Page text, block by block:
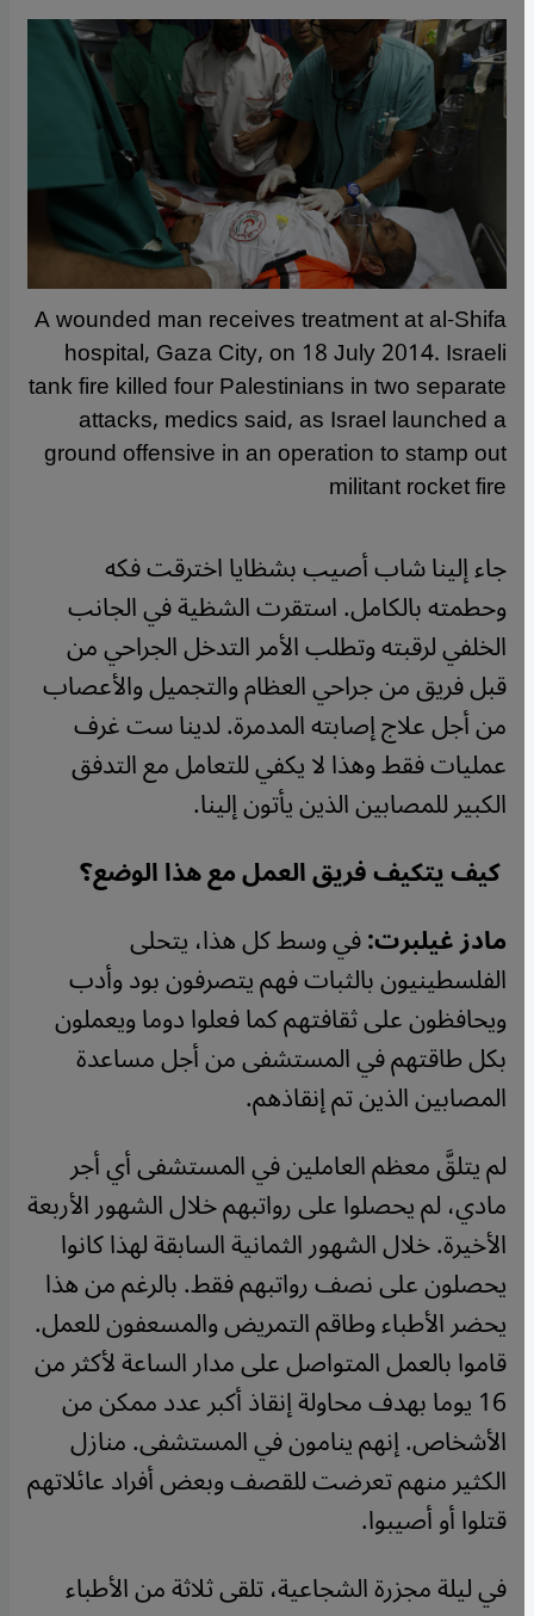
A wounded man receives treatment at al-Shifa
hospital, Gaza City, on 18 July 2014. Israeli
tank fire killed four Palestinians in two separate
attacks, medics said, as Israel launched a
ground offensive in an operation to stamp out
militant rocket fire
جاء إلينا شاب أصيب بشظايا اخترقت فكه
وحطمته بالكامل. استقرت الشظية في الجانب
الخلفي لرقبته وتطلب الأمر التدخل الجراحي من
قبل فريق من جراحي العظام والتجميل والأعصاب
من أجل علاج إصابته المدمرة. لدينا ست غرف
عمليات فقط وهذا لا يكفي للتعامل مع التدفق
الكبير للمصابين الذين يأتون إلينا.
كيف يتكيف فريق العمل مع هذا الوضع؟
مادز غيلبرت:في وسط كل هذا، يتحلى
الفلسطينيون بالثبات فهم يتصرفون بود وأدب
ويحافظون على ثقافتهم كما فعلوا دوما ويعملون
بكل طاقتهم في المستشفى من أجل مساعدة
المصابين الذين تم إنقاذهم.
لم يتلقَّ معظم العاملين في المستشفى أي أجر
مادي، لم يحصلوا على رواتبهم خلال الشهور الأربعة
الأخيرة. خلال الشهور الثمانية السابقة لهذا كانوا
يحصلون على نصف رواتبهم فقط. بالرغم من هذا
يحضر الأطباء وطاقم التمريض والمسعفون للعمل.
قاموا بالعمل المتواصل على مدار الساعة لأكثر من
16 يوما بهدف محاولة إنقاذ أكبر عدد ممكن من
الأشخاص. إنهم ينامون في المستشفى. منازل
الكثير منهم تعرضت للقصف وبعض أفراد عائلاتهم
قتلوا أو أصيبوا.
في ليلة مجزرة الشجاعية، تلقى ثلاثة من الأطباء